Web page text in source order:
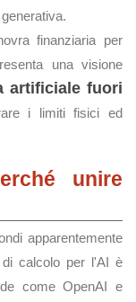
finanziaria per
una visione
artificiale fuori
i limiti fisici ed
unire
apparentemente
di calcolo per l'AI è
come OpenAI e